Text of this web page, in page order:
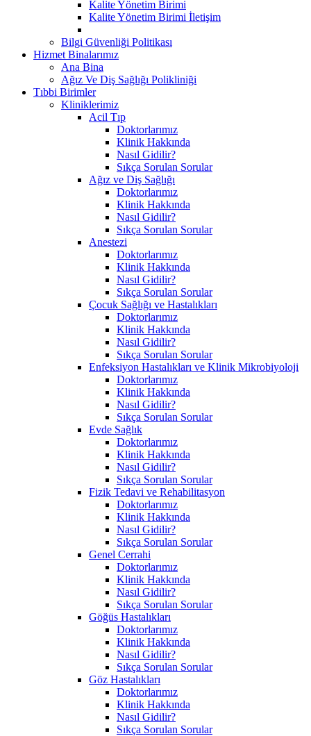
Kalite Yönetim Birimi
Kalite Yönetim Birimi İletişim
Bilgi Güvenliği Politikası
Hizmet Binalarımız
Ana Bina
Ağız Ve Diş Sağlığı Polikliniği
Tıbbi Birimler
Kliniklerimiz
Acil Tıp
Doktorlarımız
Klinik Hakkında
Nasıl Gidilir?
Sıkça Sorulan Sorular
Ağız ve Diş Sağlığı
Doktorlarımız
Klinik Hakkında
Nasıl Gidilir?
Sıkça Sorulan Sorular
Anestezi
Doktorlarımız
Klinik Hakkında
Nasıl Gidilir?
Sıkça Sorulan Sorular
Çocuk Sağlığı ve Hastalıkları
Doktorlarımız
Klinik Hakkında
Nasıl Gidilir?
Sıkça Sorulan Sorular
Enfeksiyon Hastalıkları ve Klinik Mikrobiyoloji
Doktorlarımız
Klinik Hakkında
Nasıl Gidilir?
Sıkça Sorulan Sorular
Evde Sağlık
Doktorlarımız
Klinik Hakkında
Nasıl Gidilir?
Sıkça Sorulan Sorular
Fizik Tedavi ve Rehabilitasyon
Doktorlarımız
Klinik Hakkında
Nasıl Gidilir?
Sıkça Sorulan Sorular
Genel Cerrahi
Doktorlarımız
Klinik Hakkında
Nasıl Gidilir?
Sıkça Sorulan Sorular
Göğüs Hastalıkları
Doktorlarımız
Klinik Hakkında
Nasıl Gidilir?
Sıkça Sorulan Sorular
Göz Hastalıkları
Doktorlarımız
Klinik Hakkında
Nasıl Gidilir?
Sıkça Sorulan Sorular